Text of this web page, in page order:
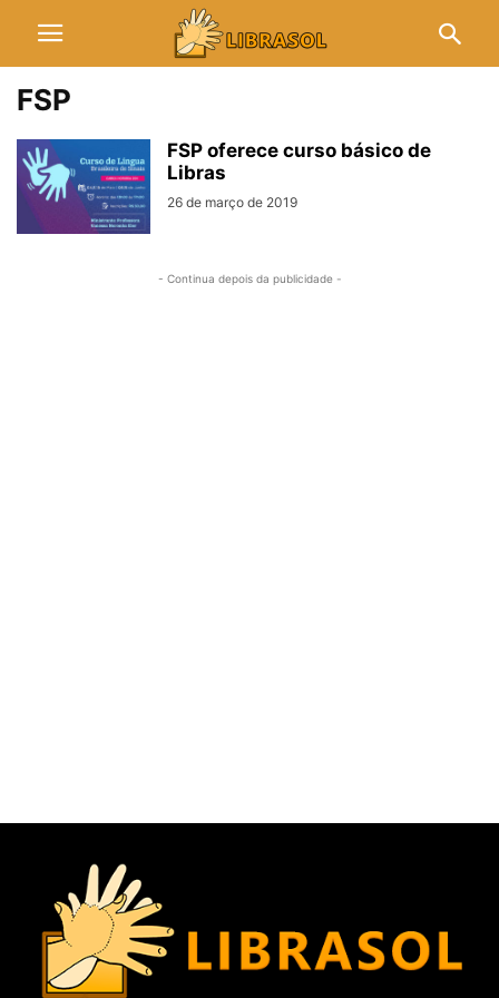
FSP
FSP oferece curso básico de
Libras
26 de março de 2019
- Continua depois da publicidade -